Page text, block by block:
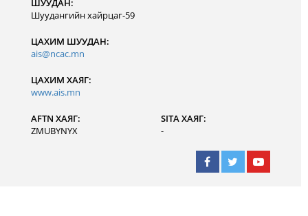
ШУУДАН:
Шуудангийн хайрцаг-59
ЦАХИМ ШУУДАН:
ais@ncac.mn
ЦАХИМ ХАЯГ:
www.ais.mn
AFTN ХАЯГ:
ZMUBYNYX
SITA ХАЯГ:
-